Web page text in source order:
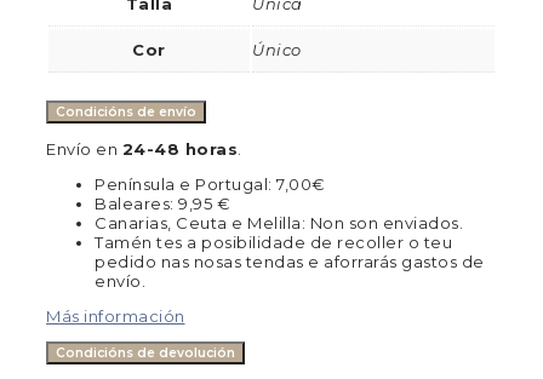
Cor Único
Condicións de envío
Envío en 24-48 horas
Península e Portugal: 7,00€
Baleares: 9,95 €
Canarias, Ceuta e Melilla: Non son enviados.
Tamén tes a posibilidade de recoller o teu
pedido nas nosas tendas e aforrarás gastos de
envío.
Más información
Condicións de devolución